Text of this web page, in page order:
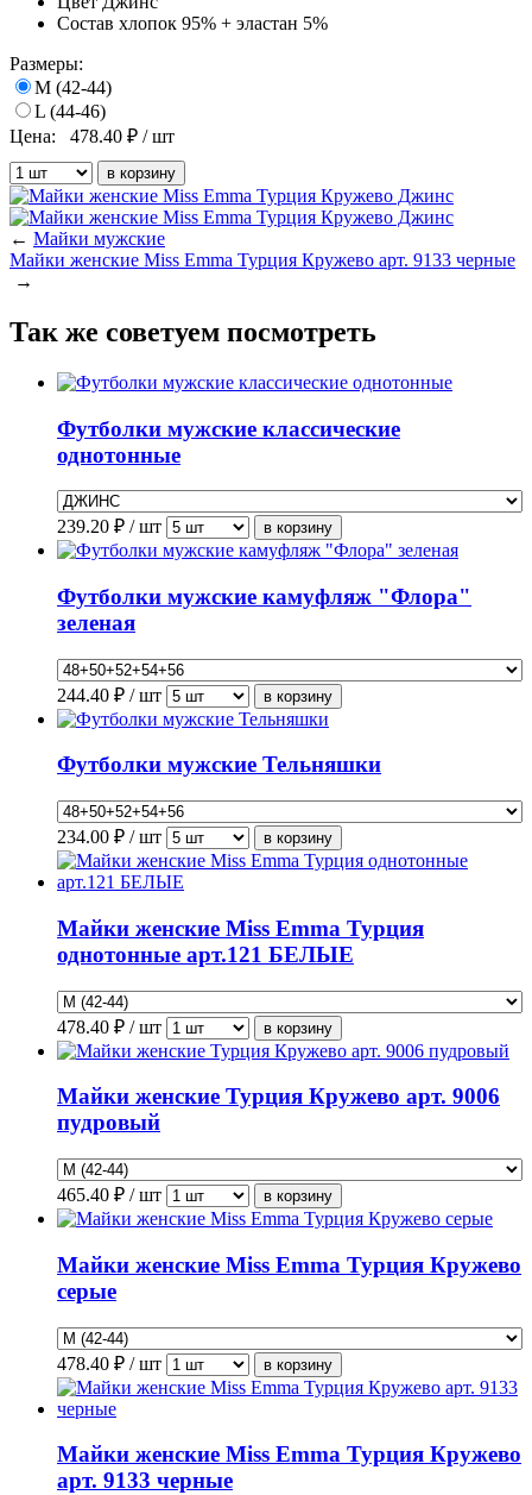
Состав хлопок 95% + эластан 5%
Размеры:
M (42-44)
L (44-46)
Цена:
478.40 ₽ / шт
← Майки мужские
Майки женские Miss Emma Турция Кружево арт. 9133 черные
→
Так же советуем посмотреть
Футболки мужские классические
однотонные
239.20 ₽ / шт
Футболки мужские камуфляж "Флора"
зеленая
244.40 ₽ / шт
Футболки мужские Тельняшки
234.00 ₽ / шт
Майки женские Miss Emma Турция
однотонные арт.121 БЕЛЫЕ
478.40 ₽ / шт
Майки женские Турция Кружево арт. 9006
пудровый
465.40 ₽ / шт
Майки женские Miss Emma Турция Кружево
серые
478.40 ₽ / шт
Майки женские Miss Emma Турция Кружево
арт. 9133 черные